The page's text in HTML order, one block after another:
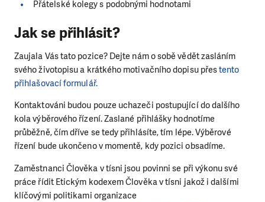
Přátelské kolegy s podobnými hodnotami
Jak se přihlásit?
Zaujala Vás tato pozice? Dejte nám o sobě vědět zasláním
svého životopisu a krátkého motivačního dopisu přestento
přihlašovací formulář.
Kontaktováni budou pouze uchazeči postupující do dalšího
kola výběrového řízení. Zaslané přihlášky hodnotíme
průběžně, čím dříve se tedy přihlásíte, tím lépe. Výběrové
řízení bude ukončeno v momentě, kdy pozici obsadíme.
Zaměstnanci Člověka v tísni jsou povinni se při výkonu své
práce řídit Etickým kodexem Člověka v tísni jakož i dalšími
klíčovými politikami organizace